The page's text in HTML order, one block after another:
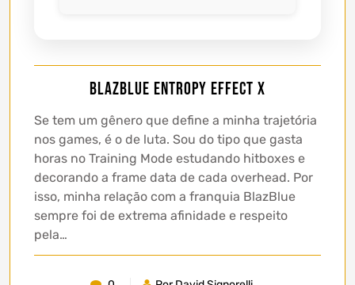
BlazBlue Entropy Effect X
Se tem um gênero que define a minha trajetória
nos games, é o de luta. Sou do tipo que gasta
horas no Training Mode estudando hitboxes e
decorando a frame data de cada overhead. Por
isso, minha relação com a franquia BlazBlue
sempre foi de extrema afinidade e respeito
pela…